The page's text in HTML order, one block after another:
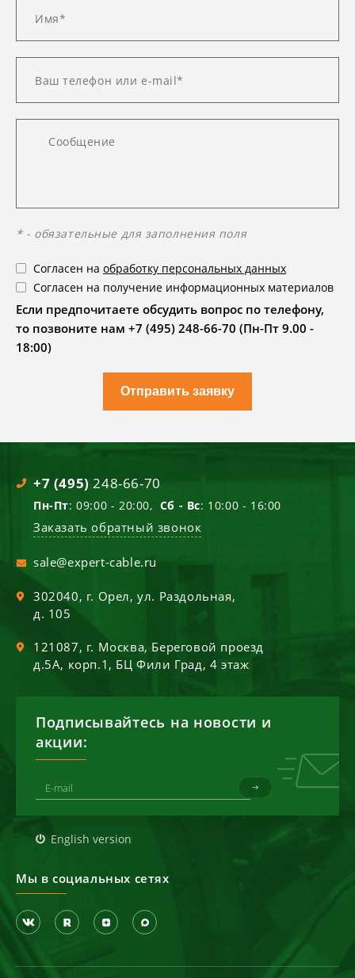
* - обязательные для заполнения поля
Согласен на обработку персональных данных
Согласен на получение информационных материалов
Если предпочитаете обсудить вопрос по телефону,
то позвоните нам +7 (495) 248-66-70 (Пн-Пт 9.00 -
18:00)
Отправить заявку
+7 (495) 248-66-70
Пн-Пт: 09:00 - 20:00, Сб - Вс: 10:00 - 16:00
Заказать обратный звонок
sale@expert-cable.ru
302040, г. Орел,ул. Раздольная,
д. 105
121087, г. Москва, Береговой проезд
д.5А, корп.1, БЦ Фили Град, 4 этаж
Подписывайтесь на новости и
акции:
English version
Мы в социальных сетях